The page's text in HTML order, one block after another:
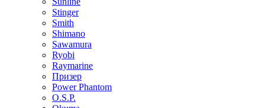
Stinger
Smith
Shimano
Sawamura
Ryobi
Raymarine
Призер
Power Phantom
O.S.P.